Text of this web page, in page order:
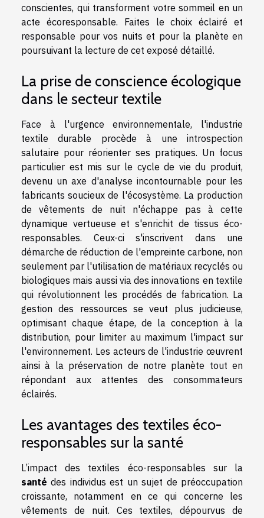
conscientes, qui transforment votre sommeil en un
acte écoresponsable. Faites le choix éclairé et
responsable pour vos nuits et pour la planète en
poursuivant la lecture de cet exposé détaillé.
La prise de conscience écologique
dans le secteur textile
Face à l'urgence environnementale, l'industrie
textile durable procède à une introspection
salutaire pour réorienter ses pratiques. Un focus
particulier est mis sur le cycle de vie du produit,
devenu un axe d'analyse incontournable pour les
fabricants soucieux de l'écosystème. La production
de vêtements de nuit n'échappe pas à cette
dynamique vertueuse et s'enrichit de tissus éco-
responsables. Ceux-ci s'inscrivent dans une
démarche de réduction de l'empreinte carbone, non
seulement par l'utilisation de matériaux recyclés ou
biologiques mais aussi via des innovations en textile
qui révolutionnent les procédés de fabrication. La
gestion des ressources se veut plus judicieuse,
optimisant chaque étape, de la conception à la
distribution, pour limiter au maximum l'impact sur
l'environnement. Les acteurs de l'industrie œuvrent
ainsi à la préservation de notre planète tout en
répondant aux attentes des consommateurs
éclairés.
Les avantages des textiles éco-
responsables sur la santé
L’impact des textiles éco-responsables sur la
santé des individus est un sujet de préoccupation
croissante, notamment en ce qui concerne les
vêtements de nuit. Ces textiles, dépourvus de